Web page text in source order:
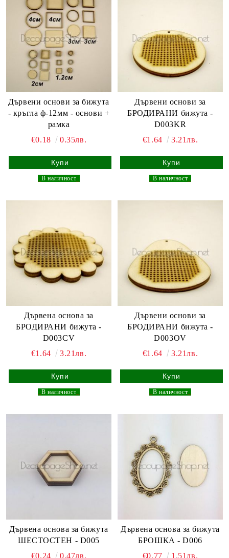
Дървени основи за бижута
- кръгла ф-12мм - основи +
рамка
€0.18
0.35лв.
В наличност
Дървени основи за
БРОДИРАНИ бижута -
D003KR
€1.64
3.21лв.
В наличност
Дървенa основa за
БРОДИРАНИ бижута -
D003CV
€1.64
3.21лв.
В наличност
Дървени основи за
БРОДИРАНИ бижута -
D003OV
€1.64
3.21лв.
В наличност
Дървена основа за бижута
ШЕСТОСТЕН - D005
€0.24
0.47лв.
Дървена основа за бижута
БРОШКА - D006
€0.77
1.51лв.